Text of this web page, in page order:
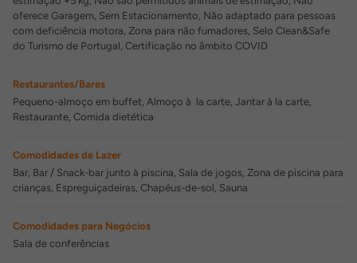
oferece Garagem, Sem Estacionamento, Não adaptado para pessoas
com deficiência motora, Zona para não fumadores, Selo Clean&Safe
do Turismo de Portugal, Certificação no âmbito COVID
Restaurantes/Bares
Pequeno-almoço em buffet, Almoço à la carte, Jantar à la carte,
Restaurante, Comida dietética
Comodidades de Lazer
Bar, Bar / Snack-bar junto à piscina, Sala de jogos, Zona de piscina para
crianças, Espreguiçadeiras, Chapéus-de-sol, Sauna
Comodidades para Negócios
Sala de conferências